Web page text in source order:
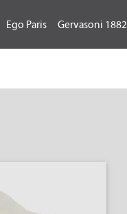
Ego Paris Gervasoni 1882